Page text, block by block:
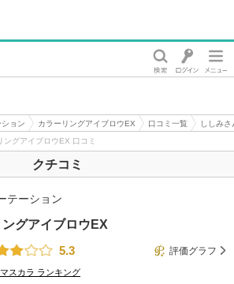
ョン カラーリングアイブロウEX 口コミ一覧
ししみ
グアイブロウEX 口コミ
クチコミ
テーション
ングアイブロウEX
5.3
評価グラフ
スカラ ランキング